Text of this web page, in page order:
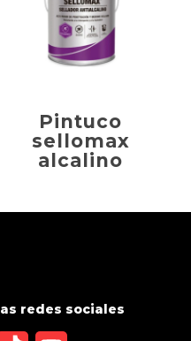
Pintuco
sellomax
alcalino
redes sociales